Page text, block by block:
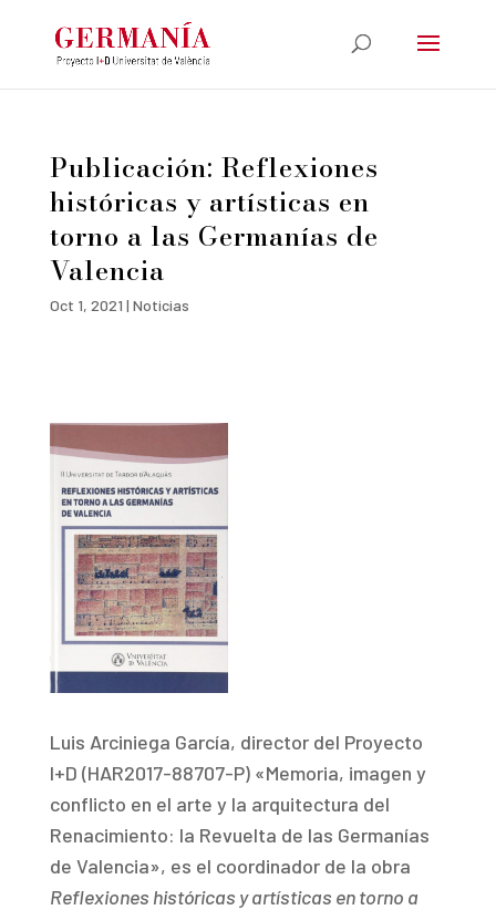
Publicación: Reflexiones
históricas y artísticas en
torno a las Germanías de
Valencia
Oct 1, 2021 | Noticias
Luis Arciniega García, director del Proyecto
I+D (HAR2017-88707-P) «Memoria, imagen y
conflicto en el arte y la arquitectura del
Renacimiento: la Revuelta de las Germanías
de Valencia», es el coordinador de la obra
Reflexiones históricas y artísticas en torno a